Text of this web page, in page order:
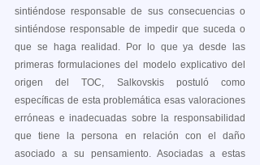
sintiéndose responsable de sus consecuencias o
sintiéndose responsable de impedir que suceda o
que se haga realidad. Por lo que ya desde las
primeras formulaciones del modelo explicativo del
origen del TOC, Salkovskis postuló como
específicas de esta problemática esas valoraciones
erróneas e inadecuadas sobre la responsabilidad
que tiene la persona en relación con el daño
asociado a su pensamiento. Asociadas a estas